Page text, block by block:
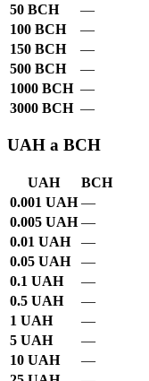
50 BCH
—
100 BCH
—
150 BCH
—
500 BCH
—
1000 BCH —
3000 BCH —
UAH a BCH
UAH
BCH
0.001 UAH —
0.005 UAH —
0.01 UAH
—
0.05 UAH
—
0.1 UAH
—
0.5 UAH
—
1 UAH
—
5 UAH
—
10 UAH
—